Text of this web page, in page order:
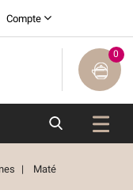
Compte
0
Maté